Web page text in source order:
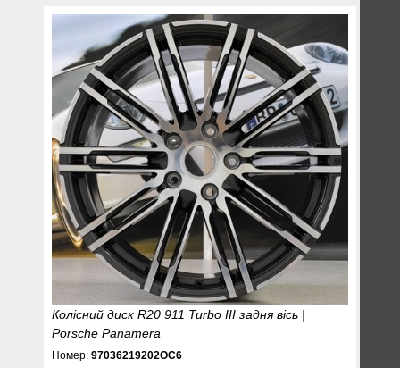
Колісний диск R20 911 Turbo III задня вісь |
Porsche Panamera
Номер:97036219202OC6